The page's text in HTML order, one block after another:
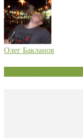
Олег Бакланов